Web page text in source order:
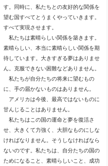
す。同時に、私たちとの友好的な関係を
望む国すべてとうまくやっていきます。
すべて実現させます。
私たちは素晴らしい関係を築きます。
素晴らしい、本当に素晴らしい関係を期
待しています。大きすぎる夢はありませ
ん。克服できない困難などありません。
私たちが自分たちの将来に望むもの
に、手の届かないものはありません。
アメリカは今後、最高ではないものに
甘んじることはありません。
私たちはこの国の運命と夢を復活さ
せ、大きくて力強く、大胆なものにしな
ければなりません。そうしなければなら
ないのです。私たちは、自分たちの国の
ためになること、素晴らしいこと、成功